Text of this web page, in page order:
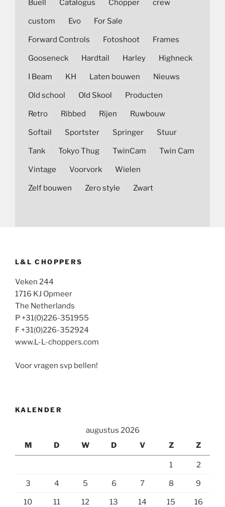
Buell Catalogus Chopper crew
custom Evo For Sale
Forward Controls Fotoshoot Frames
Gooseneck Hardtail Harley Highneck
I Beam KH Laten bouwen Nieuws
Old school Old Skool Producten
Retro Ribbed Rijen Ruwbouw
Softail Sportster Springer Stuur
Tank Tokyo Thug TwinCam Twin Cam
Vintage Voorvork Wielen
Zelf bouwen Zero style Zwart
L&L CHOPPERS
Veken 244
1716 KJ Opmeer
The Netherlands
P +31(0)226-351955
F +31(0)226-352924
www.L-L-choppers.com
Voor vragen svp bellen!
KALENDER
augustus 2026
M
D W D V Z Z
1 2
3 4 5 6 7 8 9
10 11 12 13 14 15 16